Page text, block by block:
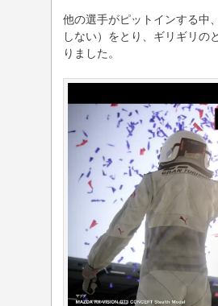
他の選手がピットインする中
しない）をとり、ギリギリの
りました。